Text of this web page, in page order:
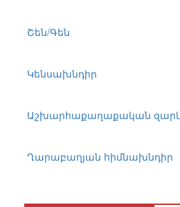
Շեն/Գեն
Կենսախնդիր
Աշխարհաքաղաքական
Ղարաբաղյան հիմնախնդիր